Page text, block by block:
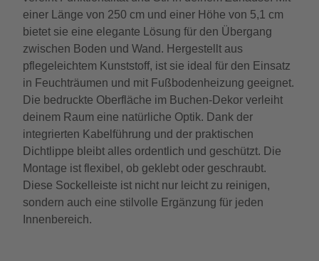
einer Länge von 250 cm und einer Höhe von 5,1 cm
bietet sie eine elegante Lösung für den Übergang
zwischen Boden und Wand. Hergestellt aus
pflegeleichtem Kunststoff, ist sie ideal für den Einsatz
in Feuchträumen und mit Fußbodenheizung geeignet.
Die bedruckte Oberfläche im Buchen-Dekor verleiht
deinem Raum eine natürliche Optik. Dank der
integrierten Kabelführung und der praktischen
Dichtlippe bleibt alles ordentlich und geschützt. Die
Montage ist flexibel, ob geklebt oder geschraubt.
Diese Sockelleiste ist nicht nur leicht zu reinigen,
sondern auch eine stilvolle Ergänzung für jeden
Innenbereich.